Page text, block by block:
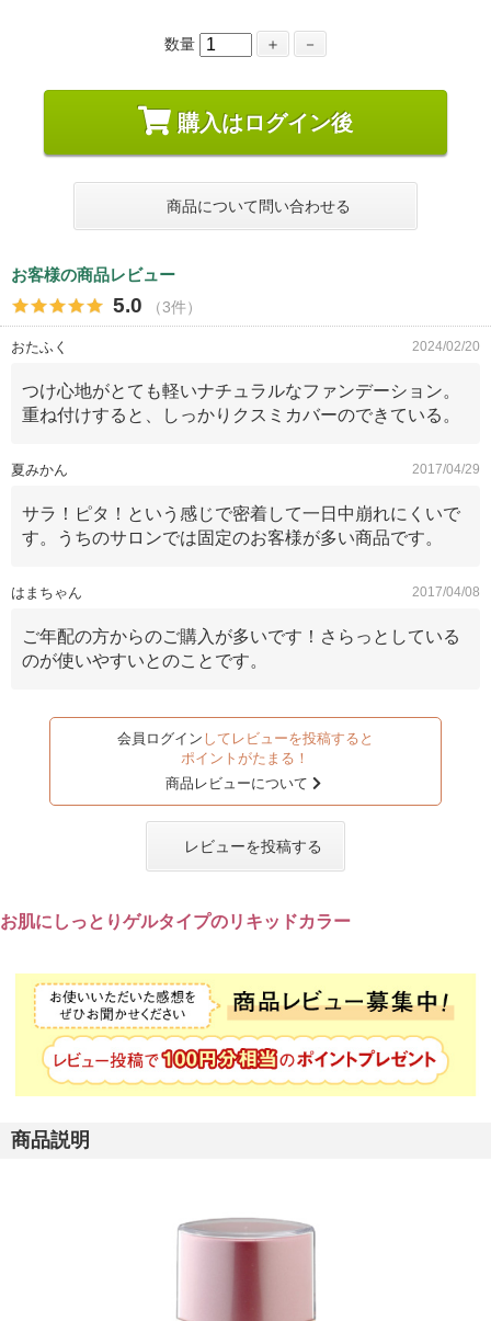
数量 ＋ －
購入はログイン後
商品について問い合わせる
お客様の商品レビュー
5.0 （3件）
おたふく 2024/02/20
つけ心地がとても軽いナチュラルなファンデーション。
重ね付けすると、しっかりクスミカバーのできている。
夏みかん 2017/04/29
サラ！ピタ！という感じで密着して一日中崩れにくいで
す。うちのサロンでは固定のお客様が多い商品です。
はまちゃん 2017/04/08
ご年配の方からのご購入が多いです！さらっとしている
のが使いやすいとのことです。
会員ログイン してレビューを投稿すると
ポイントがたまる！
商品レビューについて
レビューを投稿する
お肌にしっとりゲルタイプのリキッドカラー
商品説明